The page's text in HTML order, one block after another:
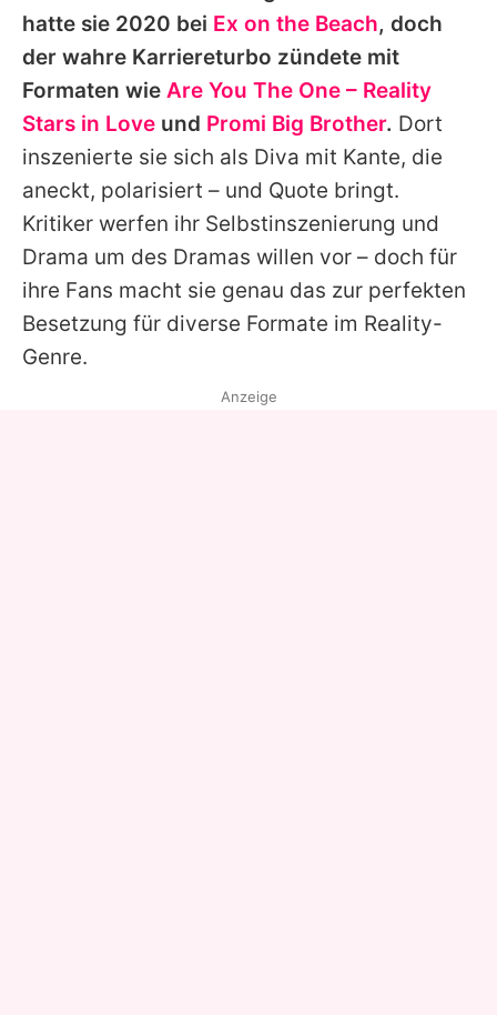
hatte sie 2020 bei Ex on the Beach, doch
der wahre Karriereturbo zündete mit
Formaten wie Are You The One – Reality
Stars in Love und Promi Big Brother. Dort
inszenierte sie sich als Diva mit Kante, die
aneckt, polarisiert – und Quote bringt.
Kritiker werfen ihr Selbstinszenierung und
Drama um des Dramas willen vor – doch für
ihre Fans macht sie genau das zur perfekten
Besetzung für diverse Formate im Reality-
Genre.
Anzeige